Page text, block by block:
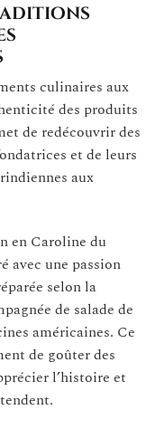
culinaires aux
des produits
de redécouvrir des
et de leurs
aux
en Caroline du
avec une passion
selon la
de salade de
américaines. Ce
de goûter des
l’histoire et